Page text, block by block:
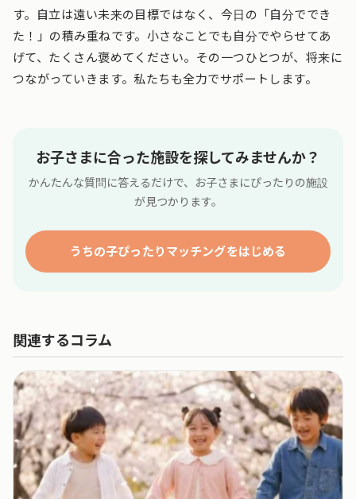
す。自立は遠い未来の目標ではなく、今日の「自分ででき
た！」の積み重ねです。小さなことでも自分でやらせてあ
げて、たくさん褒めてください。その一つひとつが、将来に
つながっていきます。私たちも全力でサポートします。
お子さまに合った施設を探してみませんか？
かんたんな質問に答えるだけで、お子さまにぴったりの施設
が見つかります。
うちの子ぴったりマッチングをはじめる
関連するコラム